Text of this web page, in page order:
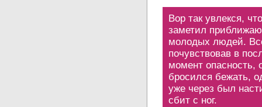
Вор так увлекся,
заметил
молодых людей.
почувствовав в
момент опасность,
бросился бежать,
уже через был
сбит с ног.